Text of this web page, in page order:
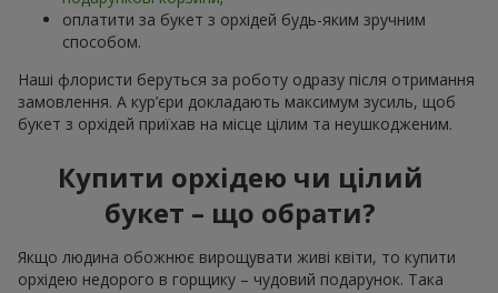
оплатити за букет з орхідей будь-яким зручним
способом.
Наші флористи беруться за роботу одразу після отримання
замовлення. А кур’єри докладають максимум зусиль, щоб
букет з орхідей приїхав на місце цілим та неушкодженим.
Купити орхідею чи цілий
букет – що обрати?
Якщо людина обожнює вирощувати живі квіти, то купити
орхідею недорого в горщику – чудовий подарунок. Така